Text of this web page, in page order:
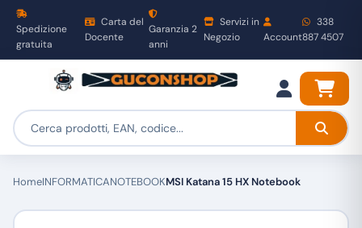
Spedizione
gratuita
Carta del
Docente
Garanzia 2
anni
Servizi in
Negozio
Account
338
887 4507
HomeINFORMATICANOTEBOOKMSI Katana 15 HX Notebook